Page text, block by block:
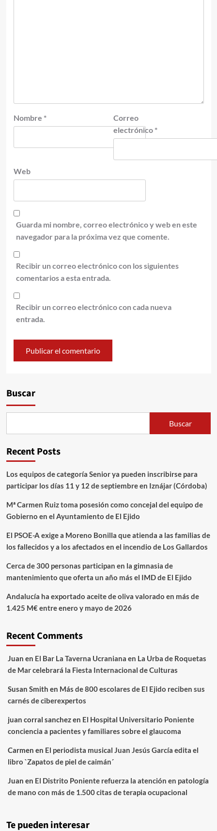
Nombre *
Correo
electrónico *
Web
Guarda mi nombre, correo electrónico y web en este
navegador para la próxima vez que comente.
Recibir un correo electrónico con los siguientes
comentarios a esta entrada.
Recibir un correo electrónico con cada nueva
entrada.
Buscar
Buscar
Recent Posts
Los equipos de categoría Senior ya pueden inscribirse para
participar los días 11 y 12 de septiembre en Iznájar (Córdoba)
Mª Carmen Ruiz toma posesión como concejal del equipo de
Gobierno en el Ayuntamiento de El Ejido
El PSOE-A exige a Moreno Bonilla que atienda a las familias de
los fallecidos y a los afectados en el incendio de Los Gallardos
Cerca de 300 personas participan en la gimnasia de
mantenimiento que oferta un año más el IMD de El Ejido
Andalucía ha exportado aceite de oliva valorado en más de
1.425 M€ entre enero y mayo de 2026
Recent Comments
Juan en El Bar La Taverna Ucraniana en La Urba de Roquetas
de Mar celebrará la Fiesta Internacional de Culturas
Susan Smith en Más de 800 escolares de El Ejido reciben sus
carnés de ciberexpertos
juan corral sanchezen El Hospital Universitario Poniente
conciencia a pacientes y familiares sobre el glaucoma
Carmen en El periodista musical Juan Jesús García edita el
libro `Zapatos de piel de caimán´
Juan en El Distrito Poniente refuerza la atención en patología
de mano con más de 1.500 citas de terapia ocupacional
Te pueden interesar